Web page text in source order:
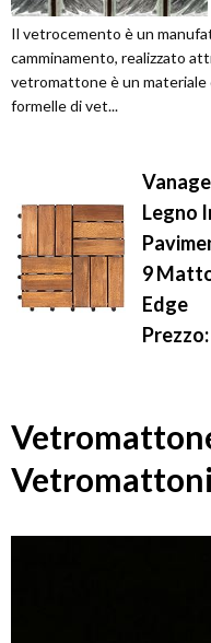
Il vetrocemento è un
camminamento, realizzato
vetromattone è un
formelle di vet...
Legno
9
Edge
Prezzo: